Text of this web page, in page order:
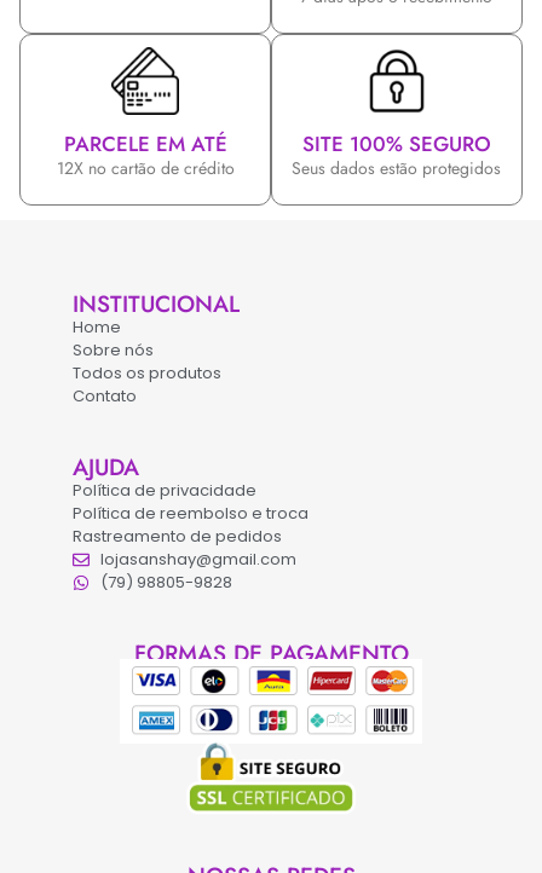
PARCELE EM ATÉ
12X no cartão de crédito
SITE 100% SEGURO
Seus dados estão protegidos
INSTITUCIONAL
Home
Sobre nós
Todos os produtos
Contato
AJUDA
Política de privacidade
Política de reembolso e troca
Rastreamento de pedidos
lojasanshay@gmail.com
(79) 98805-9828
FORMAS DE PAGAMENTO